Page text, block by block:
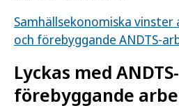
Samhällsekonomiska
och förebyggande ANDTS-
Lyckas med ANDTS-
förebyggande